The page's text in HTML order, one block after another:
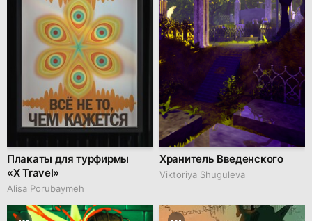
Плакаты для турфирмы
«X Travel»
Alisa Porubaymeh
Хранитель Введенского
Viktoriya Shuguleva